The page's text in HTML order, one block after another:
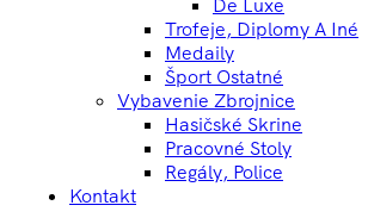
Trofeje, Diplomy A Iné
Medaily
Šport Ostatné
Vybavenie Zbrojnice
Hasičské Skrine
Pracovné Stoly
Regály, Police
Kontakt